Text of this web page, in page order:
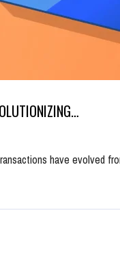
have evolved